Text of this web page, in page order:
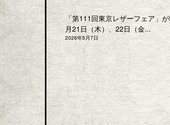
「第111回東京レザーフェア」
月21日（木）、22日（金...
2026年5月7日